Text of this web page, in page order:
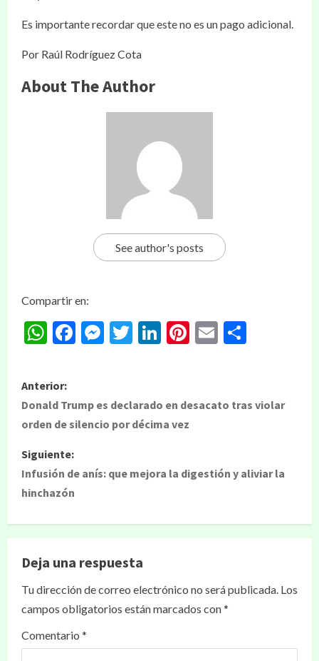
Es importante recordar que este no es un pago adicional.
Por Raúl Rodríguez Cota
About The Author
See author's posts
Compartir en:
WhatsApp
Facebook
Messenger
Twitter
LinkedIn
Pinterest
Email
Anterior:
Donald Trump es declarado en desacato tras violar
orden de silencio por décima vez
Siguiente:
Infusión de anís: que mejora la digestión y aliviar la
hinchazón
Deja una respuesta
Tu dirección de correo electrónico no será publicada. Los
campos obligatorios están marcados con*
Comentario *